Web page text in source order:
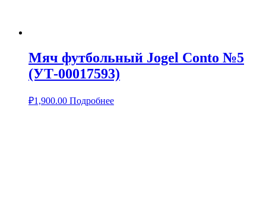
Мяч футбольный Jogel Conto №5
(УТ-00017593)
₽1,900.00 Подробнее